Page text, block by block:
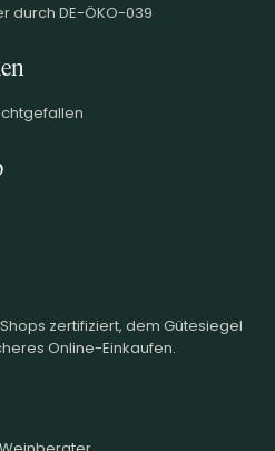
durch DE-ÖKO-039
zertifiziert, dem Gütesiegel
Online-Einkaufen.